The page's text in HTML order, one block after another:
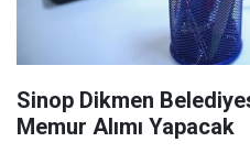
Sinop Dikmen
Memur Alımı Yapacak